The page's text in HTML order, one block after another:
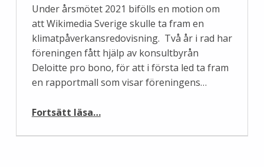
Under årsmötet 2021 bifölls en motion om
att Wikimedia Sverige skulle ta fram en
klimatpåverkansredovisning. Två år i rad har
föreningen fått hjälp av konsultbyrån
Deloitte pro bono, för att i första led ta fram
en rapportmall som visar föreningens…
Fortsätt läsa“Wikimedia Sveriges hållbarhetsrapport 2022 – en sammanfattning”
…